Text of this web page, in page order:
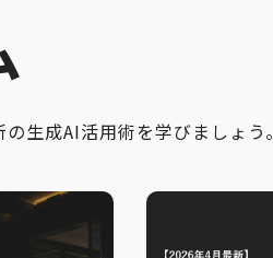
生成AI活用術を学びましょう。